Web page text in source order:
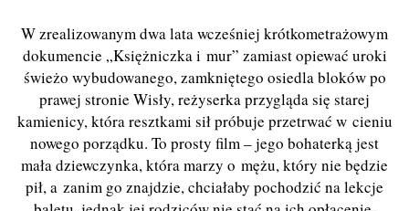
W zrealizowanym dwa lata wcześniej krótkometrażowym
dokumencie „Księżniczka i mur” zamiast opiewać uroki
świeżo wybudowanego, zamkniętego osiedla bloków po
prawej stronie Wisły, reżyserka przygląda się starej
kamienicy, która resztkami sił próbuje przetrwać w cieniu
nowego porządku. To prosty film – jego bohaterką jest
mała dziewczynka, która marzy o mężu, który nie będzie
pił, a zanim go znajdzie, chciałaby pochodzić na lekcje